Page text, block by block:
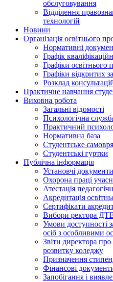
обслуговування
Відділення
технологій
Новини
Організація освітнього
Нормативні
Графік
Графіки освітнього
Графіки відкритих
Розклад
Практичне навчання
Виховна робота
Загальні відомості
Психологічна
Практичний
Нормативна база
Студентське
Студентські гуртки
Публічна інформація
Установчі документи
Охорона праці
Атестація
Акредитація
Сертифікати
Вибори ректора
Умови доступності
осіб з особливими
Звіти директора
розвитку коледжу
Призначення
Фінансові
Запобігання і